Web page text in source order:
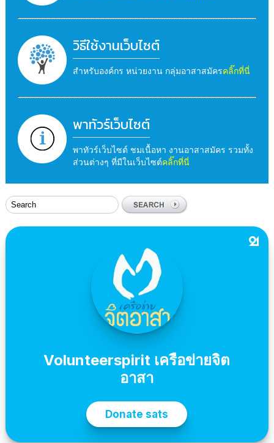
วิธีใช้งานเว็บไซต์
สำหรับองค์กร หน่วยงาน กลุ่มอาสาสมัครคลิ๊กที่นี่
พาทัวร์เว็บไซต์
พาทัวร์เว็บไซต์ ชมเนื้อหา งานอาสาสมัคร รวมทั้ง
ส่วนต่างๆ ที่มีในเว็บไซต์คลิ๊กที่นี่